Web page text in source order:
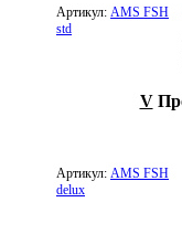
Артикул: AMS FSH
std
V
Артикул: AMS FSH
delux